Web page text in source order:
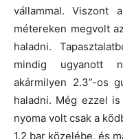
vállammal. Viszont
métereken megvolt
haladni.
mindig ugyanott
akármilyen 2.3”-os
haladni. Még ezzel
nyoma volt csak a
1.2 bar közelébe, és